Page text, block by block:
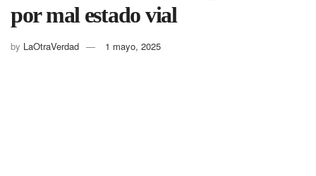
por mal estado vial
by LaOtraVerdad 1 mayo, 2025